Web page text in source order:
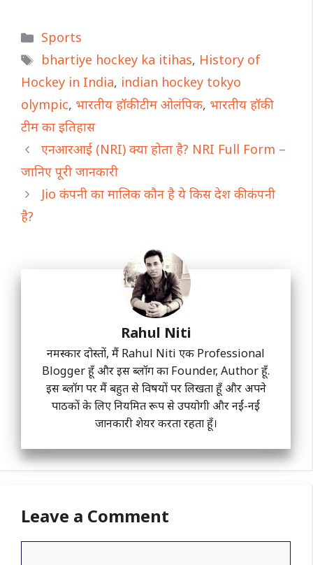
Categories
Sports
Tags
bhartiye hockey ka itihas, History of
Hockey in India, indian hockey tokyo
olympic, भारतीय हॉकी टीम ओलंपिक, भारतीय हॉकी
टीम का इतिहास
एनआरआई (NRI) क्या होता है? NRI Full Form –
जानिए पूरी जानकारी
Jio कंपनी का मालिक कौन है ये किस देश की कंपनी
है?
Rahul Niti
नमस्कार दोस्तों, मैं Rahul Niti एक Professional
Blogger हूँ और इस ब्लॉग का Founder, Author हूँ.
इस ब्लॉग पर मैं बहुत से विषयों पर लिखता हूँ और अपने
पाठकों के लिए नियमित रूप से उपयोगी और नईं-नईं
जानकारी शेयर करता रहता हूँ।
Leave a Comment